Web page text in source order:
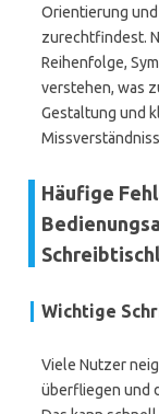
Orientierung
zurechtfindest.
Reihenfolge,
verstehen, was
Gestaltung und
Häufige
Wichtige
Viele Nutzer
überfliegen und